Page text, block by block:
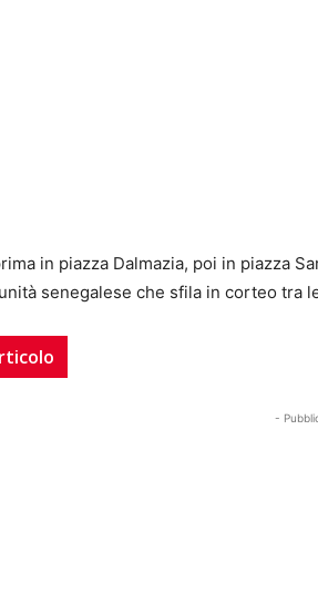
in piazza Dalmazia, poi in piazza
senegalese che sfila in corteo tra
-